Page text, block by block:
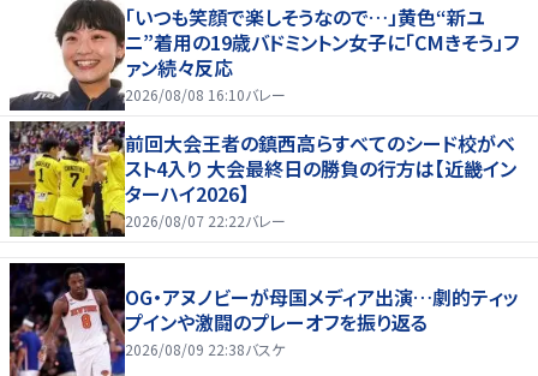
「いつも笑顔で楽しそうなので…」黄色“新ユ
ニ”着用の19歳バドミントン女子に「CMきそう」フ
ァン続々反応
2026/08/08 16:10バレー
前回大会王者の鎮西高らすべてのシード校がベ
スト4入り 大会最終日の勝負の行方は【近畿イン
ターハイ2026】
2026/08/07 22:22バレー
OG・アヌノビーが母国メディア出演…劇的ティッ
プインや激闘のプレーオフを振り返る
2026/08/09 22:38バスケ